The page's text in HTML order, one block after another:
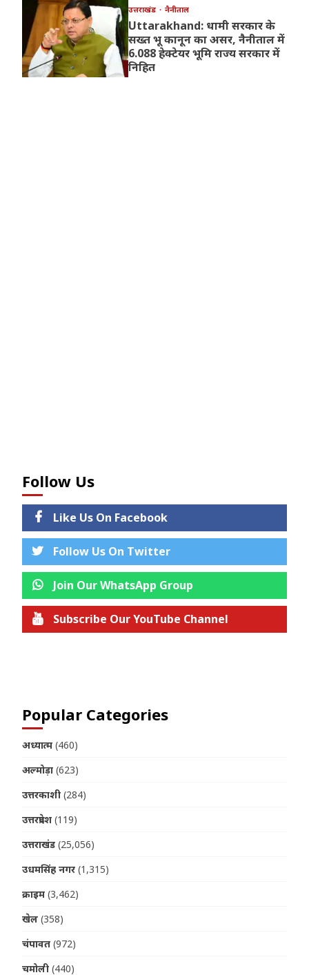
उत्तराखंड नैनीताल
Uttarakhand: धामी सरकार के
सख्त भू कानून का असर, नैनीताल में
6.088 हेक्टेयर भूमि राज्य सरकार में
निहित
Follow Us
Like Us On Facebook
Follow Us On Twitter
Join Our WhatsApp Group
Subscribe Our YouTube Channel
Popular Categories
अध्यात्म (460)
अल्मोड़ा (623)
उत्तरकाशी (284)
उत्तरप्रदेश (119)
उत्तराखंड (25,056)
उधमसिंह नगर (1,315)
क्राइम (3,462)
खेल (358)
चंपावत (972)
चमोली (440)